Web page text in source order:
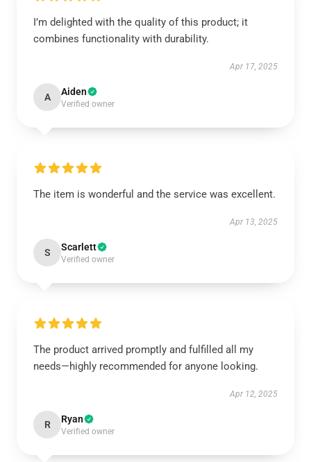
I’m delighted with the quality of this product; it
combines functionality with durability.
Apr 17, 2025
A Aiden
Verified owner
The item is wonderful and the service was excellent.
Apr 13, 2025
S Scarlett
Verified owner
The product arrived promptly and fulfilled all my
needs—highly recommended for anyone looking.
Apr 12, 2025
R Ryan
Verified owner